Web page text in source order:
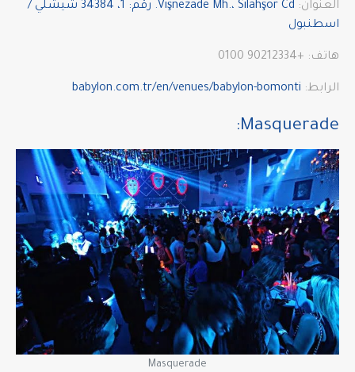
العنوان:
Vişnezade Mh.، Silahşör Cd. رقم: 1، 34384 شيشلي /
اسطنبول
هاتف: +90212334 0100
الرابط: babylon.com.tr/en/venues/babylon-bomonti
Masquerade
:
Masquerade